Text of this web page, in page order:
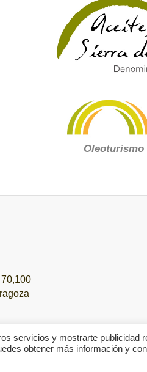
Aviso
servicios y mostrarte publicidad
obtener más información y